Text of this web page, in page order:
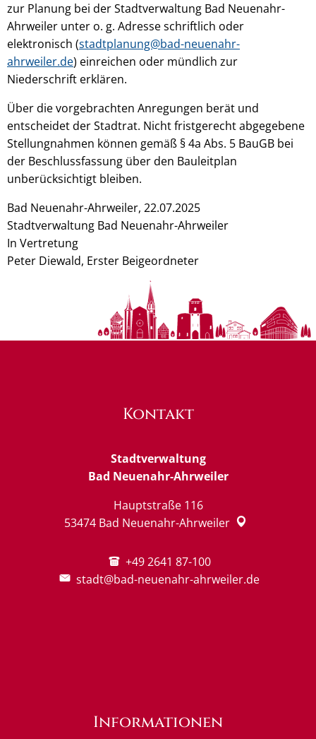
zur Planung bei der Stadtverwaltung Bad Neuenahr-
Ahrweiler unter o. g. Adresse schriftlich oder
elektronisch (stadtplanung@bad-neuenahr-
ahrweiler.de) einreichen oder mündlich zur
Niederschrift erklären.
Über die vorgebrachten Anregungen berät und
entscheidet der Stadtrat. Nicht fristgerecht abgegebene
Stellungnahmen können gemäß § 4a Abs. 5 BauGB bei
der Beschlussfassung über den Bauleitplan
unberücksichtigt bleiben.
Bad Neuenahr-Ahrweiler, 22.07.2025
Stadtverwaltung Bad Neuenahr-Ahrweiler
In Vertretung
Peter Diewald, Erster Beigeordneter
Kontakt
Stadtverwaltung
Bad Neuenahr-Ahrweiler
Hauptstraße 116
53474 Bad Neuenahr-Ahrweiler
+49 2641 87-100
stadt@bad-neuenahr-ahrweiler.de
Informationen